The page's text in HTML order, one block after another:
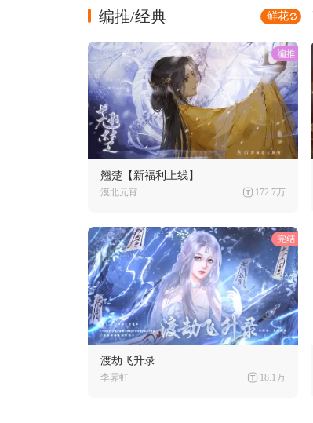
编推/经典 鲜花
翘楚【新福利上线】
漠北元宵 172.7万
渡劫飞升录
李霁虹 18.1万